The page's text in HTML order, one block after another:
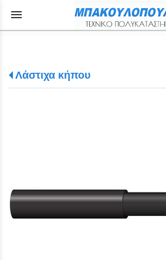
menu
Λάστιχα κήπου